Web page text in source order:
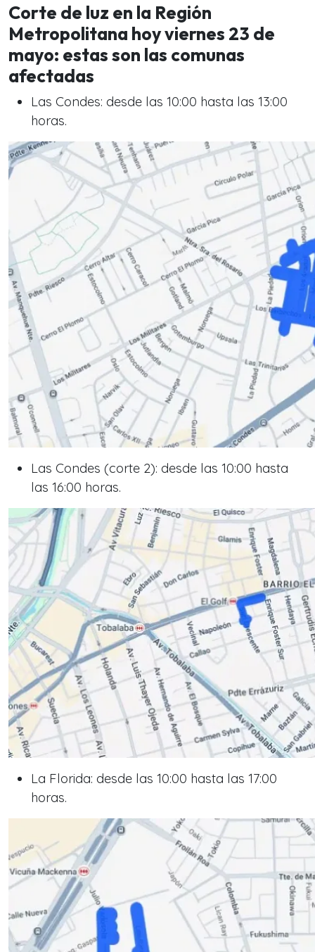
Corte de luz en la Región
Metropolitana hoy viernes 23 de
mayo: estas son las comunas
afectadas
Las Condes: desde las 10:00 hasta las 13:00
horas.
Las Condes (corte 2): desde las 10:00 hasta
las 16:00 horas.
La Florida: desde las 10:00 hasta las 17:00
horas.